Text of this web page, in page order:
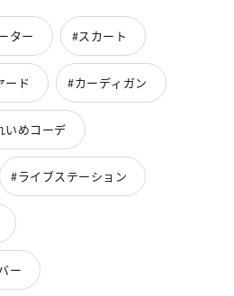
ター #スカート
ード #カーディガン
いめコーデ
#ライブステーション
ー